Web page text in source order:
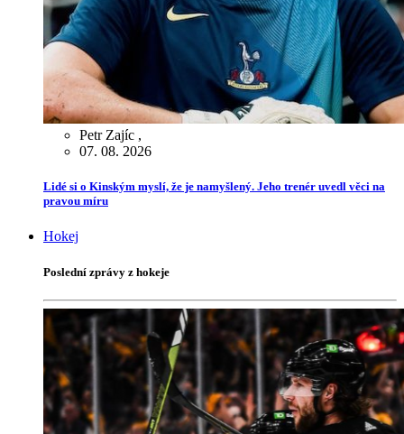
Petr Zajíc ,
07. 08. 2026
Lidé si o Kinským myslí, že je namyšlený. Jeho trenér uvedl věci na
pravou míru
Hokej
Poslední zprávy z hokeje